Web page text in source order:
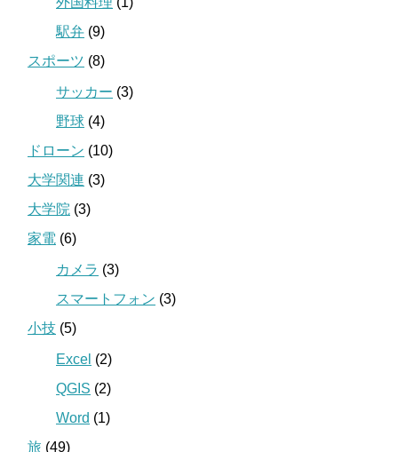
駅弁 (9)
スポーツ (8)
サッカー (3)
野球 (4)
ドローン (10)
大学関連 (3)
大学院 (3)
家電 (6)
カメラ (3)
スマートフォン (3)
小技 (5)
Excel (2)
QGIS (2)
Word (1)
旅 (49)